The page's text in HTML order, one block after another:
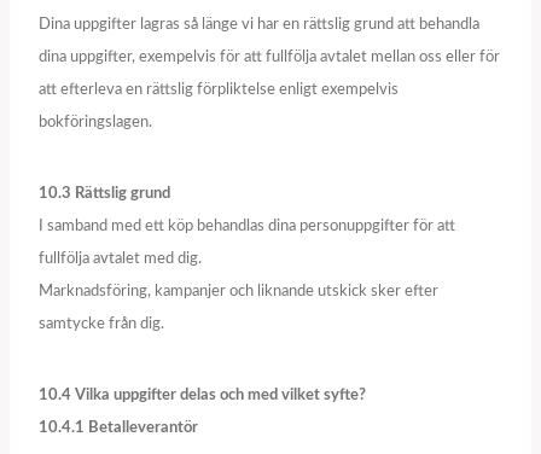
Dina uppgifter lagras så länge vi har en rättslig grund att behandla
dina uppgifter, exempelvis för att fullfölja avtalet mellan oss eller för
att efterleva en rättslig förpliktelse enligt exempelvis
bokföringslagen.
10.3 Rättslig grund
I samband med ett köp behandlas dina personuppgifter för att
fullfölja avtalet med dig.
Marknadsföring, kampanjer och liknande utskick sker efter
samtycke från dig.
10.4 Vilka uppgifter delas och med vilket syfte?
10.4.1 Betalleverantör